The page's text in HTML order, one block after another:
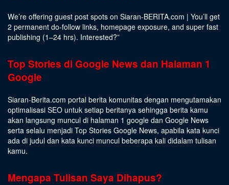
We’re offering guest post spots on Siaran-BERITA.com | You’ll get
2 permanent do-follow links, homepage exposure, and super fast
publishing (1–24 hrs). Interested?”
Top Stories di Google News dan Halaman 1
Google
Siaran-Berita.com portal berita komunitas dengan mengutamakan
optimalisasi SEO untuk setiap beritanya sehingga berita kamu
akan langsung muncul di halaman 1 google dan Google News
serta selalu menjadi Top Stories Google News, apabila kata kunci
ada di judul dan kata kunci muncul beberapa kali didalam tulisan
kamu.
Mengapa Tulisan Saya Dihapus?